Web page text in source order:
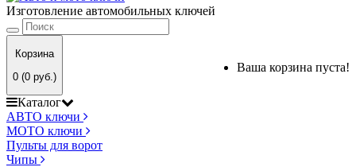
Изготовление автомобильных ключей
Корзина
0 (0 руб.)
Ваша корзина пуста!
Каталог
АВТО ключи
МОТО ключи
Пульты для ворот
Чипы